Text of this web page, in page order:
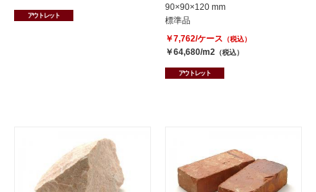
アウトレット
90×90×120 mm
標準品
￥7,762/ケース （税込）
￥64,680/m2 （税込）
アウトレット